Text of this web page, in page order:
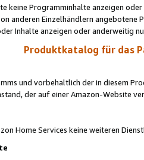
keine Programminhalte anzeigen
anderen Einzelhändlern
Inhalte anzeigen oder anderweitig
Produktkatalog für das
und vorbehaltlich der in diesem
der auf einer Amazon-Website
Home Services keine weiteren